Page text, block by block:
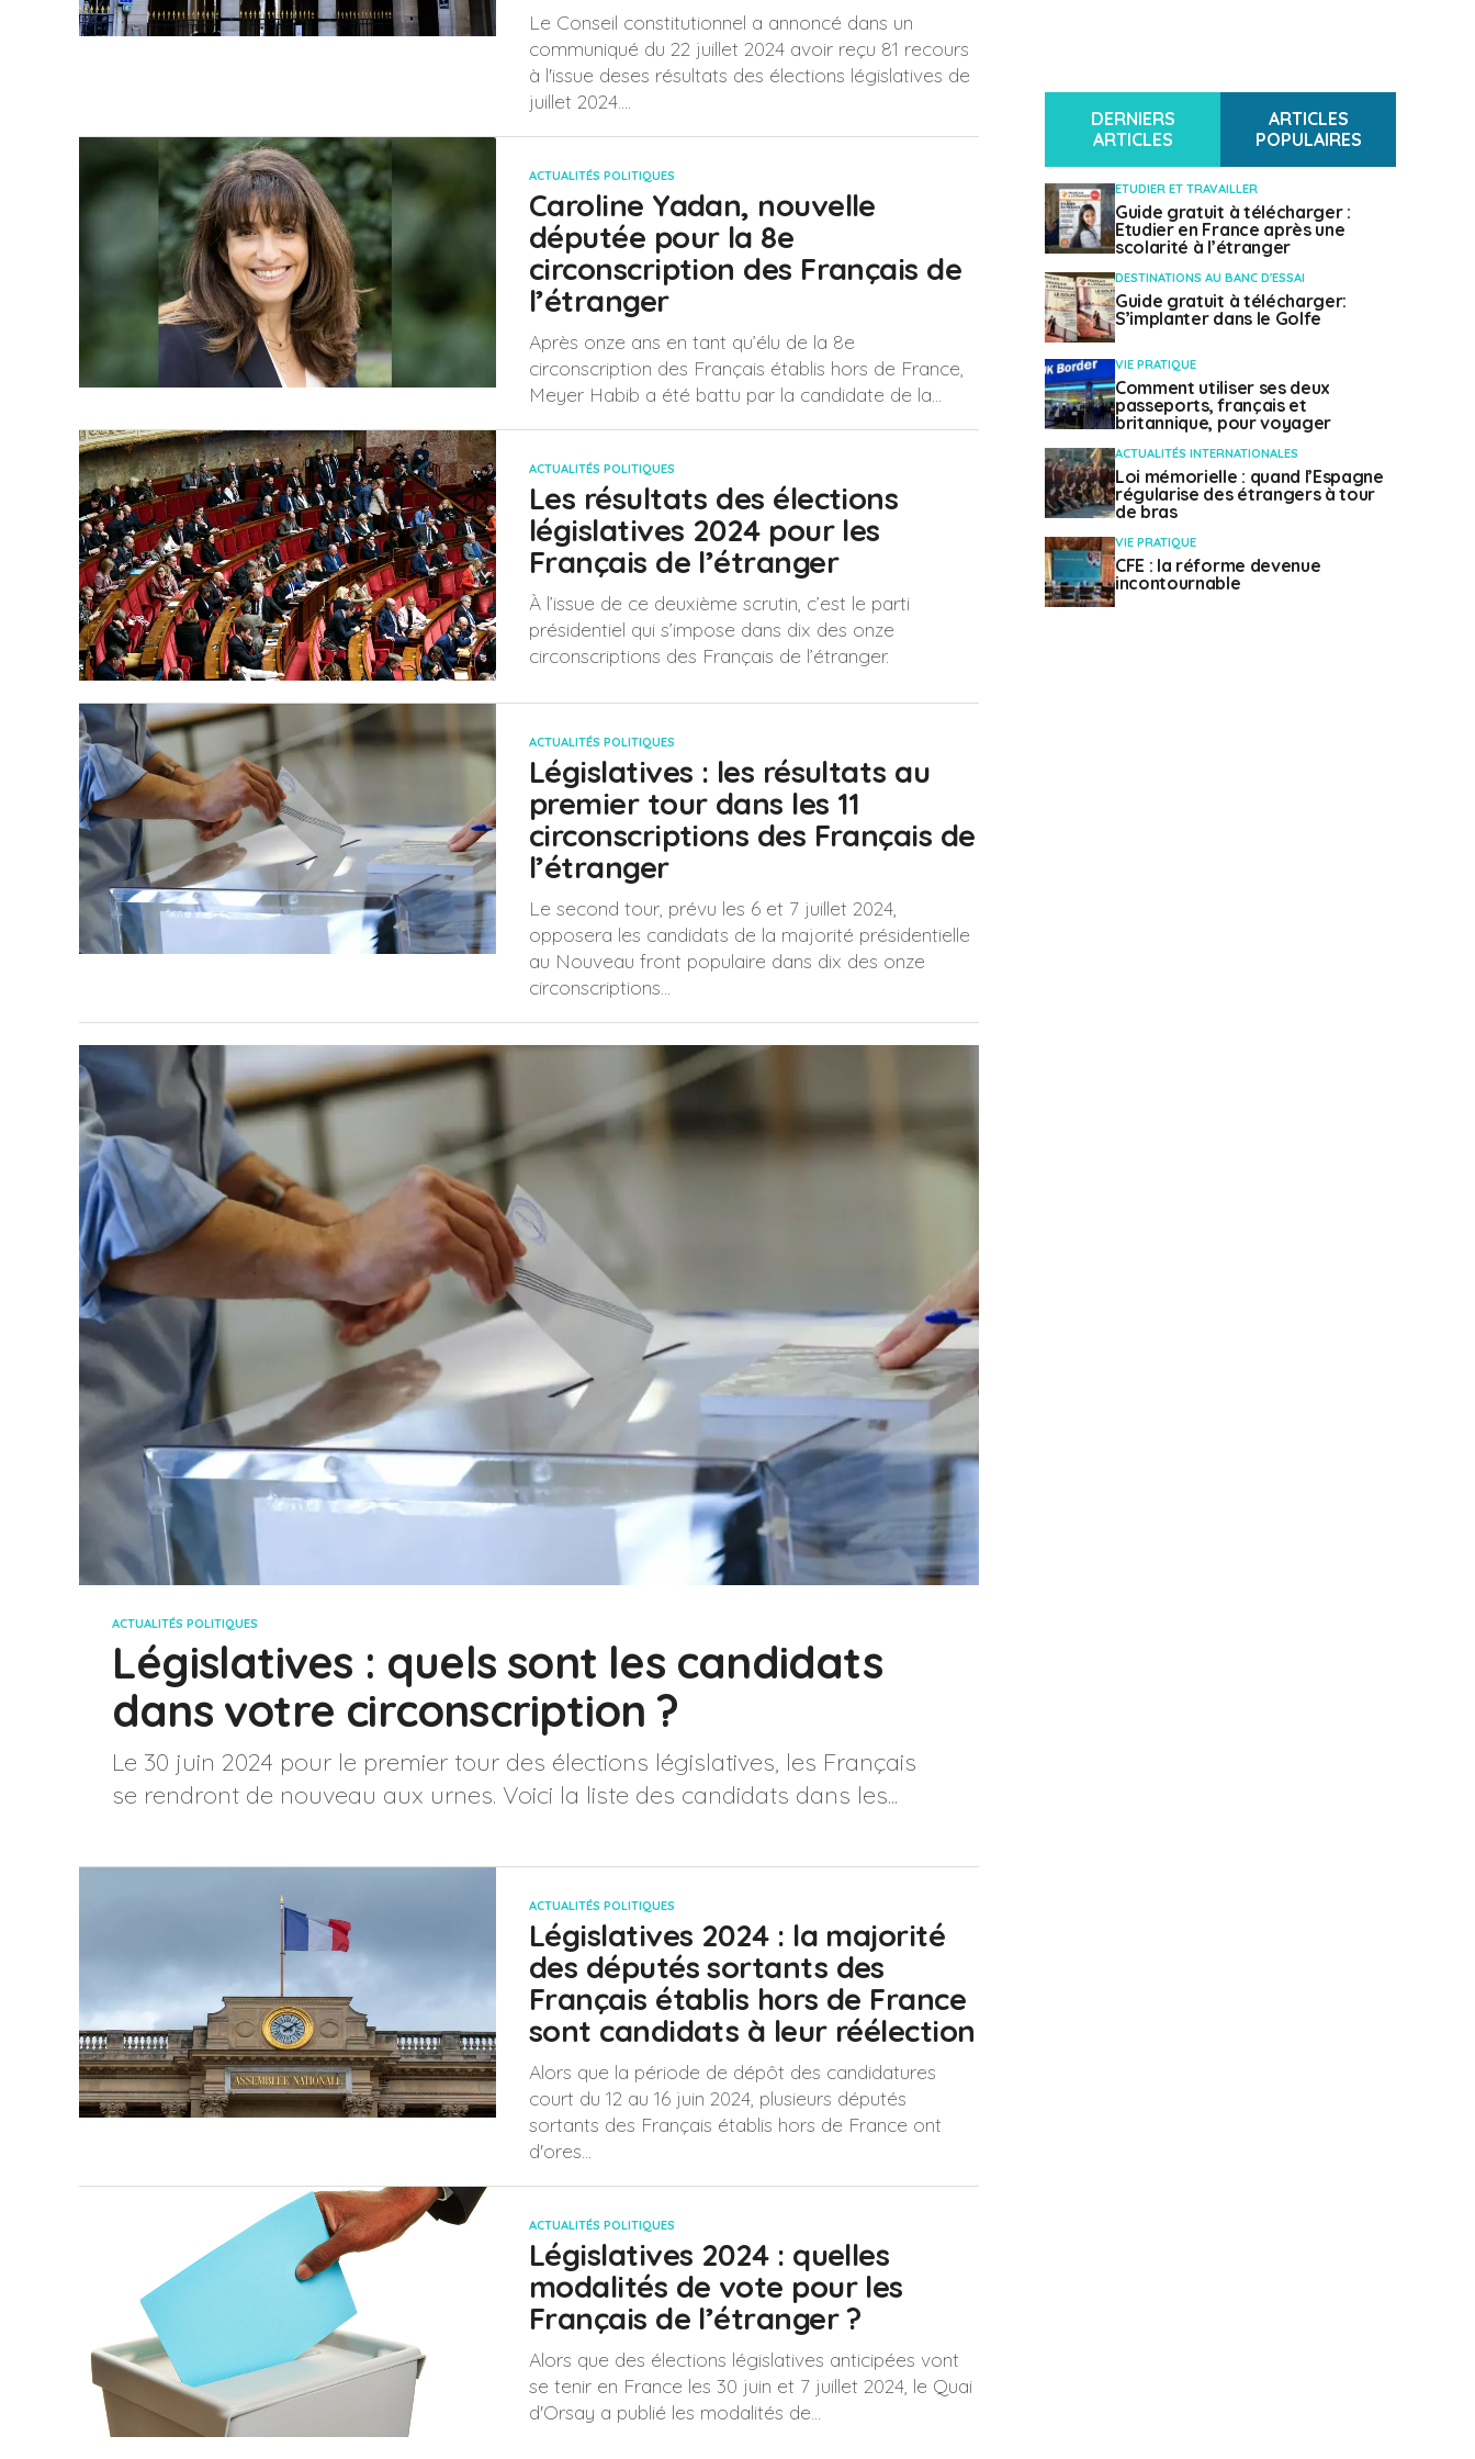
Le Conseil constitutionnel a annoncé dans un
communiqué du 22 juillet 2024 avoir reçu 81 recours
à l'issue deses résultats des élections législatives de
juillet 2024....
ACTUALITÉS POLITIQUES
Caroline Yadan, nouvelle
députée pour la 8e
circonscription des Français de
l’étranger
Après onze ans en tant qu’élu de la 8e
circonscription des Français établis hors de France,
Meyer Habib a été battu par la candidate de la...
ACTUALITÉS POLITIQUES
Les résultats des élections
législatives 2024 pour les
Français de l’étranger
À l’issue de ce deuxième scrutin, c’est le parti
présidentiel qui s’impose dans dix des onze
circonscriptions des Français de l’étranger.
ACTUALITÉS POLITIQUES
Législatives : les résultats au
premier tour dans les 11
circonscriptions des Français de
l’étranger
Le second tour, prévu les 6 et 7 juillet 2024,
opposera les candidats de la majorité présidentielle
au Nouveau front populaire dans dix des onze
circonscriptions...
ACTUALITÉS POLITIQUES
Législatives : quels sont les candidats
dans votre circonscription ?
Le 30 juin 2024 pour le premier tour des élections législatives, les Français
se rendront de nouveau aux urnes. Voici la liste des candidats dans les...
ACTUALITÉS POLITIQUES
Législatives 2024 : la majorité
des députés sortants des
Français établis hors de France
sont candidats à leur réélection
Alors que la période de dépôt des candidatures
court du 12 au 16 juin 2024, plusieurs députés
sortants des Français établis hors de France ont
d'ores...
ACTUALITÉS POLITIQUES
Législatives 2024 : quelles
modalités de vote pour les
Français de l’étranger ?
Alors que des élections législatives anticipées vont
se tenir en France les 30 juin et 7 juillet 2024, le Quai
d'Orsay a publié les modalités de...
DERNIERS
ARTICLES
ARTICLES
POPULAIRES
ETUDIER ET TRAVAILLER
Guide gratuit à télécharger :
Etudier en France après une
scolarité à l’étranger
DESTINATIONS AU BANC D'ESSAI
Guide gratuit à télécharger:
S’implanter dans le Golfe
VIE PRATIQUE
Comment utiliser ses deux
passeports, français et
britannique, pour voyager
ACTUALITÉS INTERNATIONALES
Loi mémorielle : quand l’Espagne
régularise des étrangers à tour
de bras
VIE PRATIQUE
CFE : la réforme devenue
incontournable